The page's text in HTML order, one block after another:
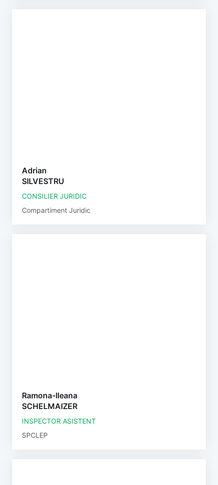
Adrian
SILVESTRU
CONSILIER JURIDIC
Compartiment Juridic
Ramona-Ileana
SCHELMAIZER
INSPECTOR ASISTENT
SPCLEP